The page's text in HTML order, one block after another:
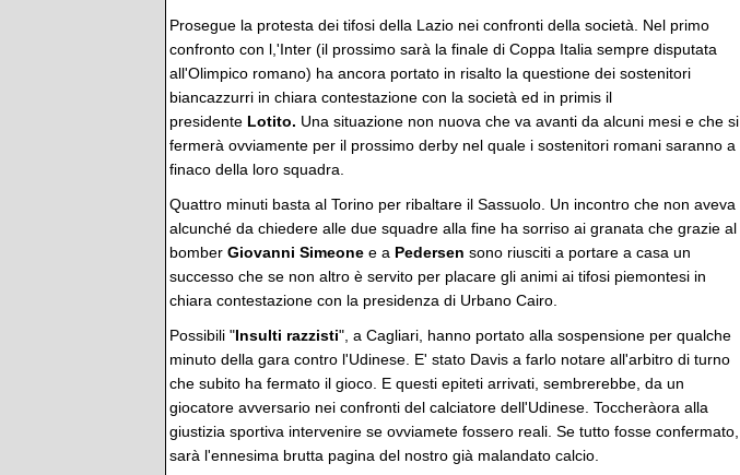
Prosegue la protesta dei tifosi della Lazio nei confronti della società. Nel primo
confronto con l,'Inter (il prossimo sarà la finale di Coppa Italia sempre disputata
all'Olimpico romano) ha ancora portato in risalto la questione dei sostenitori
biancazzurri in chiara contestazione con la società ed in primis il
presidente Lotito. Una situazione non nuova che va avanti da alcuni mesi e che si
fermerà ovviamente per il prossimo derby nel quale i sostenitori romani saranno a
finaco della loro squadra.
Quattro minuti basta al Torino per ribaltare il Sassuolo. Un incontro che non aveva
alcunché da chiedere alle due squadre alla fine ha sorriso ai granata che grazie al
bomber Giovanni Simeone e a Pedersen sono riusciti a portare a casa un
successo che se non altro è servito per placare gli animi ai tifosi piemontesi in
chiara contestazione con la presidenza di Urbano Cairo.
Possibili "Insulti razzisti", a Cagliari, hanno portato alla sospensione per qualche
minuto della gara contro l'Udinese. E' stato Davis a farlo notare all'arbitro di turno
che subito ha fermato il gioco. E questi epiteti arrivati, sembrerebbe, da un
giocatore avversario nei confronti del calciatore dell'Udinese. Toccheràora alla
giustizia sportiva intervenire se ovviamete fossero reali. Se tutto fosse confermato,
sarà l'ennesima brutta pagina del nostro già malandato calcio.